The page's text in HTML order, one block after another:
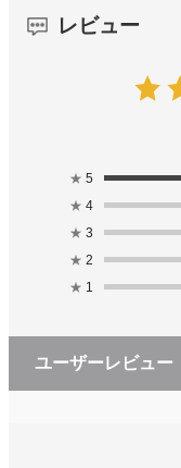
レビュー
★ 5
★ 4
★ 3
★ 2
★ 1
ユーザーレビュー